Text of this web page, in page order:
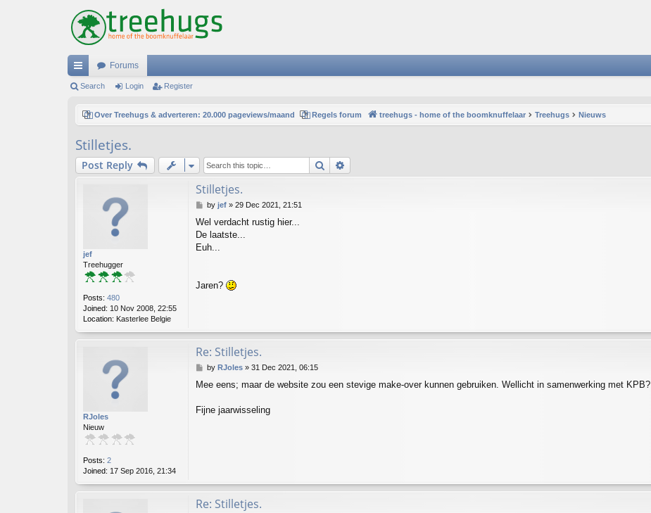
ui
ks
Forums
Search Login Register
Over Treehugs & adverteren: 20.000 pageviews/maand Regels forum treehugs - home of the boomknuffelaar Treehugs Nieuws
Stilletjes.
Post Reply Search
jef
Treehugger
Posts: 480
Joined: 10 Nov 2008, 22:55
Location: Kasterlee Belgie
Stilletjes.
P
s
t
by jef» 29 Dec 2021, 21:51
Wel verdacht rustig hier...
De laatste...
Euh...
Jaren?
RJoles
Nieuw
Posts: 2
Joined: 17 Sep 2016, 21:34
Re: Stilletjes.
P
s
by RJoles» 31 Dec 2021, 06:15
Mee eens; maar de website zou een stevige make-over kunnen gebruiken. Wellicht in samenwerking met KPB?
Fijne jaarwisseling
Re: Stilletjes.